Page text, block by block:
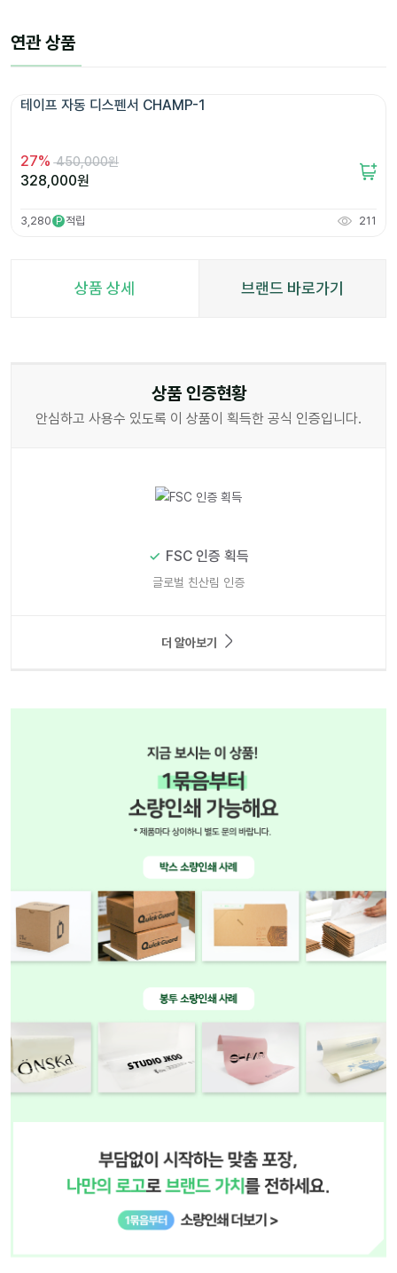
연관 상품
테이프 자동 디스펜서 CHAMP-1
27% 450,000원
328,000원
3,280 P 적립 211
상품 상세 브랜드 바로가기
상품 인증현황
안심하고 사용수 있도록 이 상품이 획득한 공식 인증입니다.
FSC 인증 획득
글로벌 친산림 인증
더 알아보기